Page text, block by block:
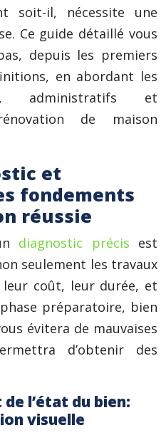
soit-il, nécessite une
Ce guide détaillé vous
depuis les premiers
en abordant les
administratifs et
de maison
et
fondements
réussie
diagnostic précis est
seulement les travaux
leur coût, leur durée, et
préparatoire, bien
évitera de mauvaises
d’obtenir des
l’état du bien:
visuelle